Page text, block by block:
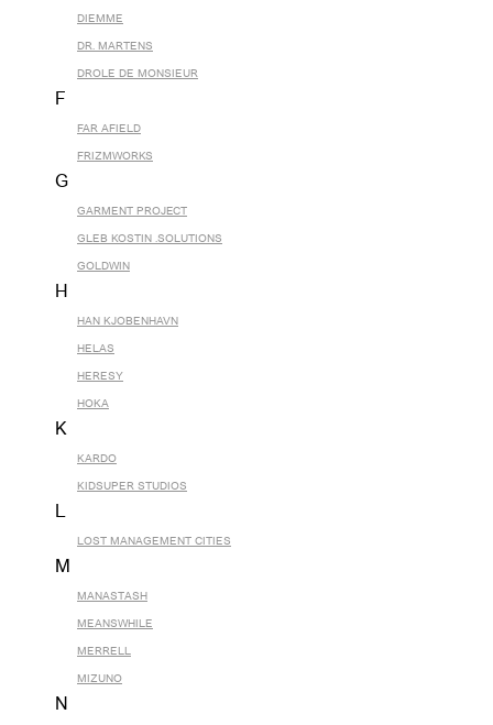
DIEMME
DR. MARTENS
DROLE DE MONSIEUR
F
FAR AFIELD
FRIZMWORKS
G
GARMENT PROJECT
GLEB KOSTIN .SOLUTIONS
GOLDWIN
H
HAN KJOBENHAVN
HELAS
HERESY
HOKA
K
KARDO
KIDSUPER STUDIOS
L
LOST MANAGEMENT CITIES
M
MANASTASH
MEANSWHILE
MERRELL
MIZUNO
N